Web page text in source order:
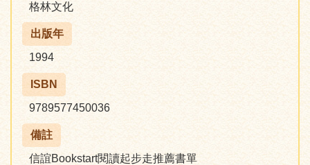
格林文化
出版年
1994
ISBN
9789577450036
備註
信誼Bookstart閱讀起步走推薦書單